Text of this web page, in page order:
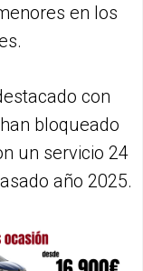
en los
con
bloqueado
un servicio 24
año 2025.